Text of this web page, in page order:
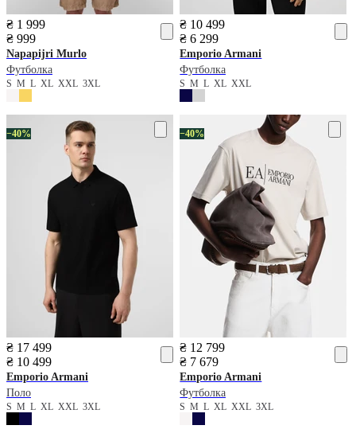
₴ 1 999
₴ 999
Napapijri Murlo
Футболка
S M L XL XXL 3XL
₴ 10 499
₴ 6 299
Emporio Armani
Футболка
SMLXLXXL
−40%
₴ 17 499
₴ 10 499
Emporio Armani
Поло
S M L XL XXL 3XL
−40%
₴ 12 799
₴ 7 679
Emporio Armani
Футболка
SMLXLXXL3XL